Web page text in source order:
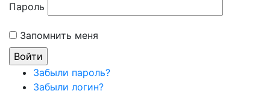
Пароль
Запомнить меня
Забыли пароль?
Забыли логин?